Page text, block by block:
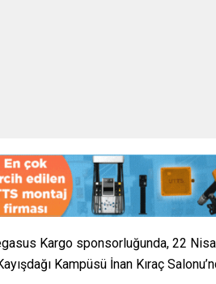
Kargo sponsorluğunda, 22
Kampüsü İnan Kıraç